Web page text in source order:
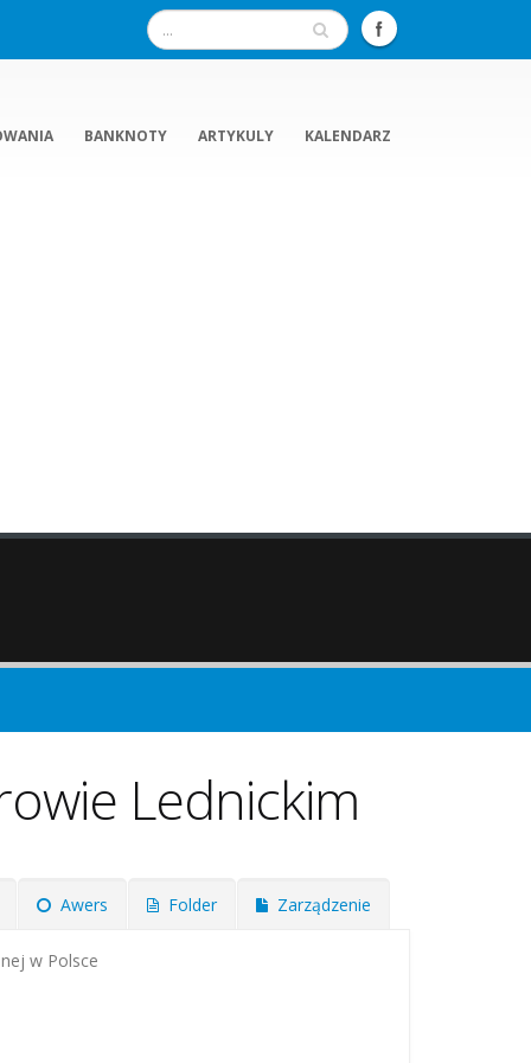
BANKNOTY ARTYKULY KALENDARZ
Lednickim
Awers Folder Zarządzenie
w Polsce